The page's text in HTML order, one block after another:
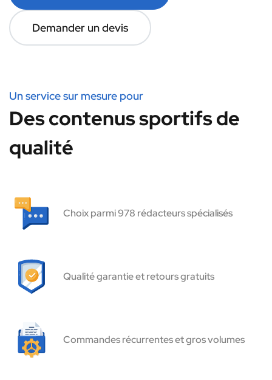
Demander un devis
Un service sur mesure pour
Des contenus sportifs de
qualité
Choix parmi 978 rédacteurs spécialisés
Qualité garantie et retours gratuits
Commandes récurrentes et gros volumes